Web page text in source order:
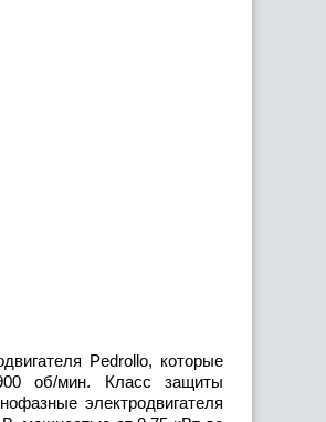
Pedrollo, которые
об/мин. Класс защиты
электродвигателя